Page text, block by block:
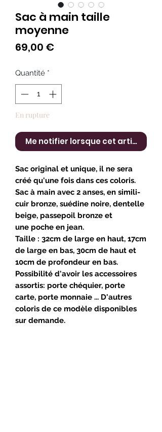
Sac à main taille
moyenne
69,00 €Prix
Quantité *
En rupture
Me notifier lorsque cet article est
Sac original et unique, il ne sera
créé qu'une fois dans ces coloris.
Sac à main avec 2 anses, en simili-
cuir bronze, suédine noire, dentelle
beige, passepoil bronze et
une poche en jean.
Taille : 32cm de large en haut, 17cm
de large en bas, 30cm de haut et
10cm de profondeur en bas.
Possibilité d'avoir les accessoires
assortis: porte chéquier, porte
carte, porte monnaie ... D'autres
coloris de ce modèle disponibles
sur demande.